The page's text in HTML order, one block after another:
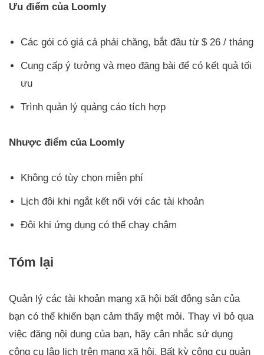
Ưu điểm của Loomly
Các gói có giá cả phải chăng, bắt đầu từ $ 26 / tháng
Cung cấp ý tưởng và mẹo đăng bài để có kết quả tối
ưu
Trình quản lý quảng cáo tích hợp
Nhược điểm của Loomly
Không có tùy chọn miễn phí
Lịch đôi khi ngắt kết nối với các tài khoản
Đôi khi ứng dụng có thể chạy chậm
Tóm lại
Quản lý các tài khoản mạng xã hội bất động sản của
bạn có thể khiến bạn cảm thấy mệt mỏi. Thay vì bỏ qua
việc đăng nội dung của bạn, hãy cân nhắc sử dụng
công cụ lập lịch trên mạng xã hội. Bất kỳ công cụ quản